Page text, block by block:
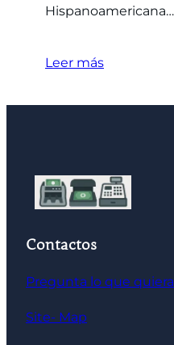
Hispanoamericana…
Leer más
Contactos
Pregunta lo que
Site- Map